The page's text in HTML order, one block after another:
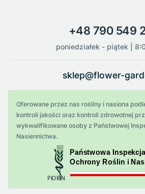
+48 790 549
poniedziałek - piątek |
sklep@flower-
Oferowane przez nas rośliny i nasiona
kontroli jakości oraz kontroli zdrowotnej
wykwalifikowane osoby z Państwowej
Nasiennictwa.